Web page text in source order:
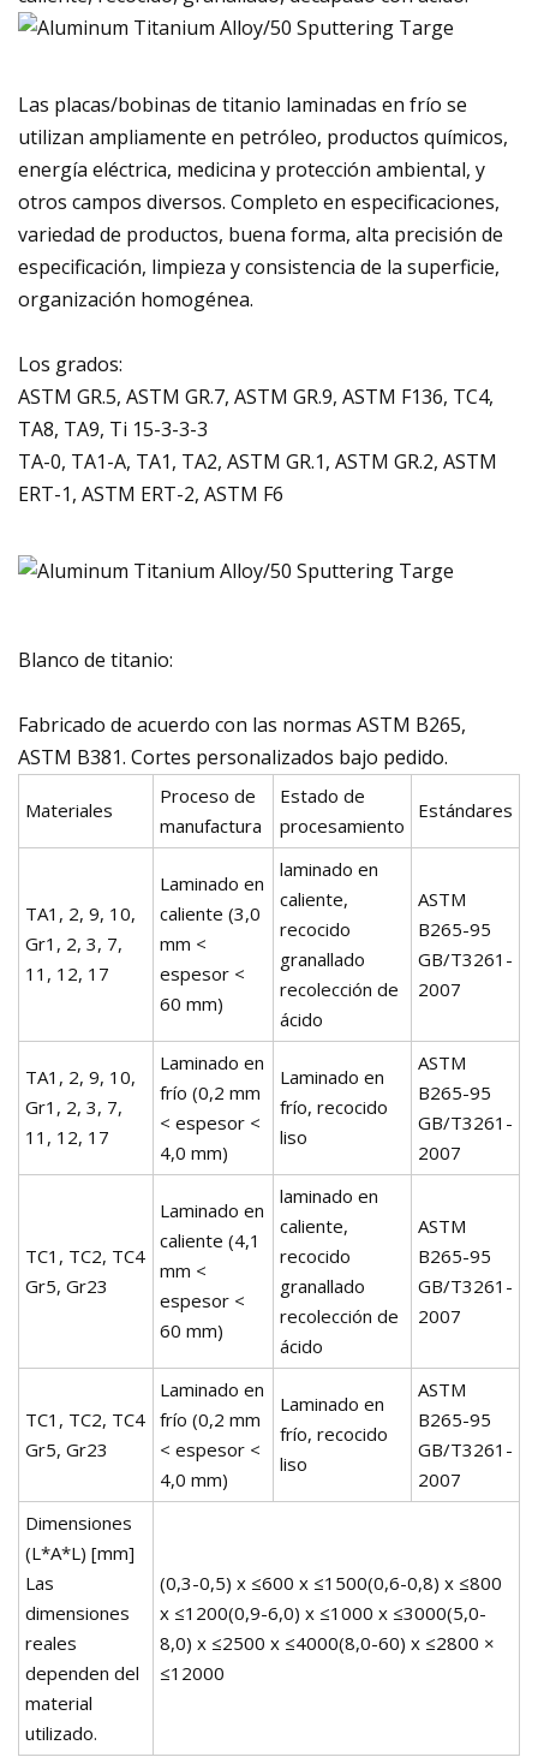
Las placas/bobinas de titanio laminadas en frío se
utilizan ampliamente en petróleo, productos químicos,
energía eléctrica, medicina y protección ambiental, y
otros campos diversos. Completo en especificaciones,
variedad de productos, buena forma, alta precisión de
especificación, limpieza y consistencia de la superficie,
organización homogénea.
Los grados:
ASTM GR.5, ASTM GR.7, ASTM GR.9, ASTM F136, TC4,
TA8, TA9, Ti 15-3-3-3
TA-0, TA1-A, TA1, TA2, ASTM GR.1, ASTM GR.2, ASTM
ERT-1, ASTM ERT-2, ASTM F6
Blanco de titanio:
Fabricado de acuerdo con las normas ASTM B265,
ASTM B381. Cortes personalizados bajo pedido.
Materiales
Proceso de
manufactura
Estado de
procesamiento
Estándares
TA1, 2, 9, 10,
Gr1, 2, 3, 7,
11, 12, 17
Laminado en
caliente (3,0
mm <
espesor <
60 mm)
laminado en
caliente,
recocido
granallado
recolección de
ácido
ASTM
B265-95
GB/T3261-
2007
TA1, 2, 9, 10,
Gr1, 2, 3, 7,
11, 12, 17
Laminado en
frío (0,2 mm
< espesor <
4,0 mm)
Laminado en
frío, recocido
liso
ASTM
B265-95
GB/T3261-
2007
TC1, TC2, TC4
Gr5, Gr23
Laminado en
caliente (4,1
mm <
espesor <
60 mm)
laminado en
caliente,
recocido
granallado
recolección de
ácido
ASTM
B265-95
GB/T3261-
2007
TC1, TC2, TC4
Gr5, Gr23
Laminado en
frío (0,2 mm
< espesor <
4,0 mm)
Laminado en
frío, recocido
liso
ASTM
B265-95
GB/T3261-
2007
Dimensiones
(L*A*L) [mm]
Las
dimensiones
reales
dependen del
material
utilizado.
(0,3-0,5) x ≤600 x ≤1500(0,6-0,8) x ≤800
x ≤1200(0,9-6,0) x ≤1000 x ≤3000(5,0-
8,0) x ≤2500 x ≤4000(8,0-60) x ≤2800 ×
≤12000